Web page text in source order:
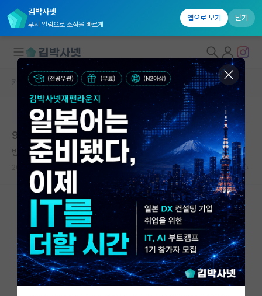
김박사넷
푸시 알림으로 소식을 빠르게
앱으로 보기 닫기
대학원생 모집
국내대학원 정보
연구실&오픈랩
커뮤니티
커뮤니티 홈
전체글보기
베스트 게시판
IF 명예의전당
자유 게시판(아무개랩)
커뮤니티 홈 미국 유학 게시판
본문이 수정되지 않는 박제글입니다.
98년생 미국 direct PhD 조언 부탁드립니다
방정맞은 마르셀 프루스트
2026.05.14